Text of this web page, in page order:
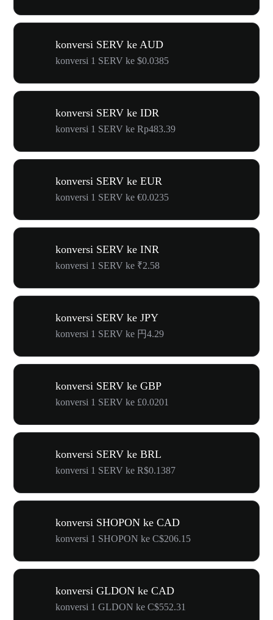
konversi SERV ke AUD
konversi 1 SERV ke $0.0385
konversi SERV ke IDR
konversi 1 SERV ke Rp483.39
konversi SERV ke EUR
konversi 1 SERV ke €0.0235
konversi SERV ke INR
konversi 1 SERV ke ₹2.58
konversi SERV ke JPY
konversi 1 SERV ke 円4.29
konversi SERV ke GBP
konversi 1 SERV ke £0.0201
konversi SERV ke BRL
konversi 1 SERV ke R$0.1387
konversi SHOPON ke CAD
konversi 1 SHOPON ke C$206.15
konversi GLDON ke CAD
konversi 1 GLDON ke C$552.31